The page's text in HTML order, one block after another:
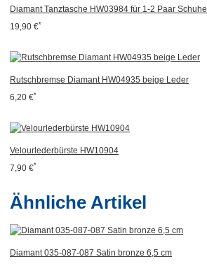
Diamant Tanztasche HW03984 für 1-2 Paar Schuhe
19,90 €*
Rutschbremse Diamant HW04935 beige Leder
6,20 €*
Velourlederbürste HW10904
7,90 €*
Ähnliche Artikel
Diamant 035-087-087 Satin bronze 6,5 cm